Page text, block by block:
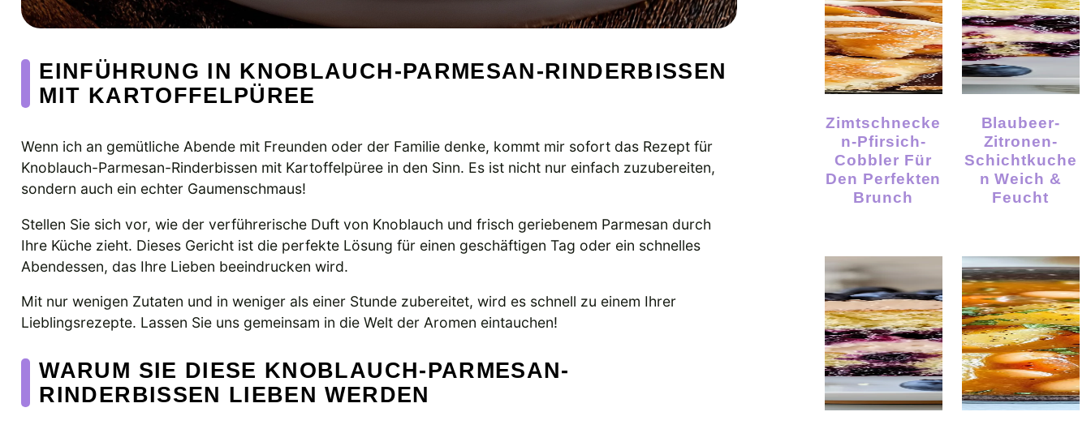
EINFÜHRUNG IN KNOBLAUCH-PARMESAN-RINDERBISSEN
MIT KARTOFFELPÜREE
Wenn ich an gemütliche Abende mit Freunden oder der Familie denke, kommt mir sofort das Rezept für
Knoblauch-Parmesan-Rinderbissen mit Kartoffelpüree in den Sinn. Es ist nicht nur einfach zuzubereiten,
sondern auch ein echter Gaumenschmaus!
Stellen Sie sich vor, wie der verführerische Duft von Knoblauch und frisch geriebenem Parmesan durch
Ihre Küche zieht. Dieses Gericht ist die perfekte Lösung für einen geschäftigen Tag oder ein schnelles
Abendessen, das Ihre Lieben beeindrucken wird.
Mit nur wenigen Zutaten und in weniger als einer Stunde zubereitet, wird es schnell zu einem Ihrer
Lieblingsrezepte. Lassen Sie uns gemeinsam in die Welt der Aromen eintauchen!
WARUM SIE DIESE KNOBLAUCH-PARMESAN-
RINDERBISSEN LIEBEN WERDEN
Zimtschnecke
N-Pfirsich-
Cobbler Für
Den Perfekten
Brunch
Blaubeer-
Zitronen-
Schichtkuche
N Weich &
Feucht